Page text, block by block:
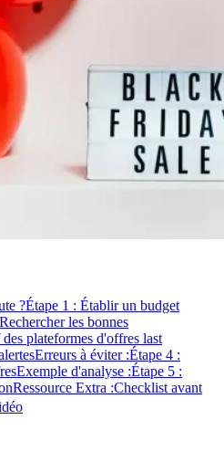
?Étape 1 : Établir un budget
les bonnes
plateformes d'offres last
Erreurs à éviter :Étape 4 :
Exemple d'analyse :Étape 5 :
Ressource Extra :Checklist avant